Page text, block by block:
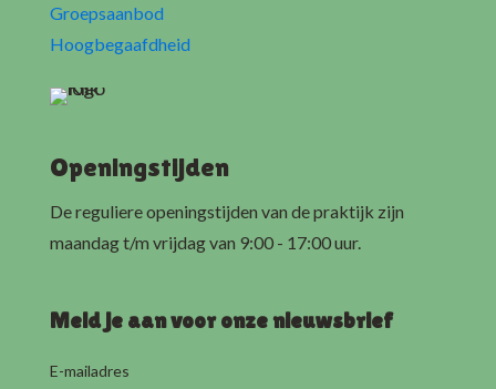
Groepsaanbod
Hoogbegaafdheid
Openingstijden
De reguliere openingstijden van de praktijk zijn
maandag t/m vrijdag van 9:00 - 17:00 uur.
Meld je aan voor onze nieuwsbrief
E-mailadres